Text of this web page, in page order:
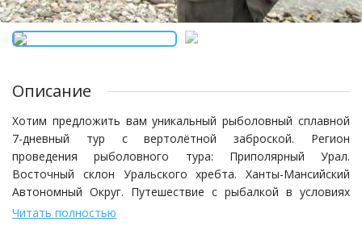
Описание
Хотим предложить вам уникальный рыболовный сплавной
7-дневный тур с вертолётной заброской. Регион
проведения рыболовного тура: Приполярный Урал.
Восточный склон Уральского хребта. Ханты-Мансийский
Автономный Округ. Путешествие с рыбалкой в условиях
абсолютного отсутствия цивилизации. Исследования
Читать полностью